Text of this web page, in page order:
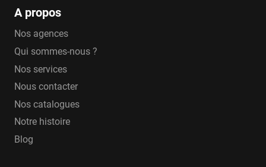
A propos
Nos agences
Qui sommes-nous ?
Nos services
Nous contacter
Nos catalogues
Notre histoire
Blog